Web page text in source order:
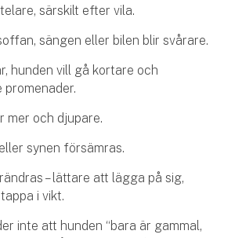
särskilt efter vila.
sängen eller bilen blir svårare.
hunden vill gå kortare och
promenader.
mer och djupare.
synen försämras.
– lättare att lägga på sig,
i vikt.
inte att hunden “bara är gammal,